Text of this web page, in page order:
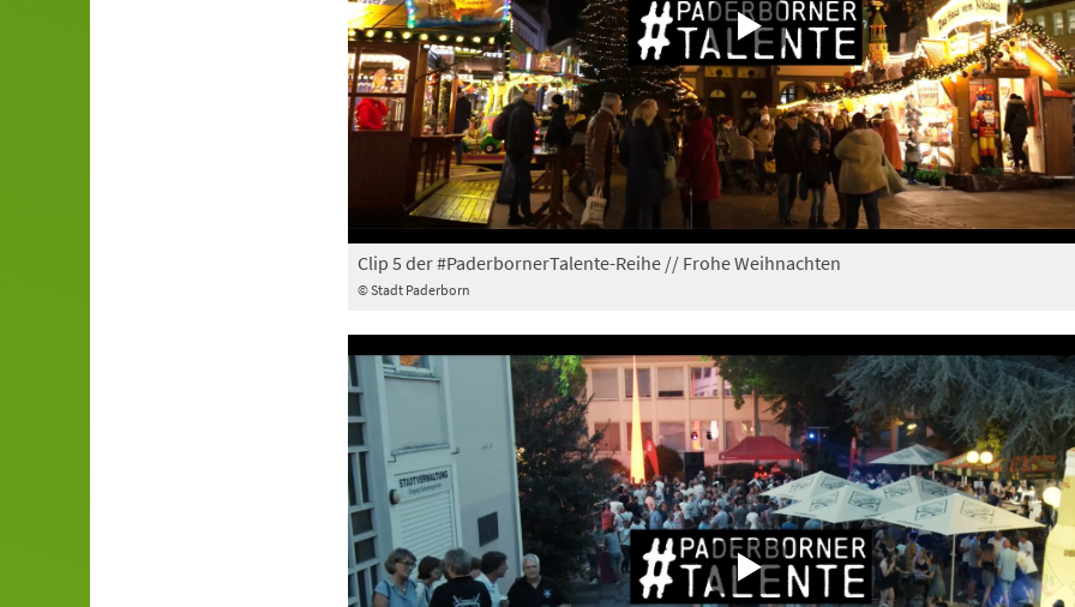
© Stadt Paderborn
Clip 5 der #PaderbornerTalente-Reihe // Frohe Weihnachten